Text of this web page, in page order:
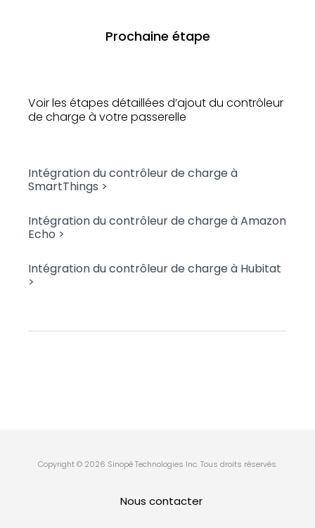
Prochaine étape
Voir les étapes détaillées d’ajout du contrôleur
de charge à votre passerelle
Intégration du contrôleur de charge à
SmartThings >
Intégration du contrôleur de charge à Amazon
Echo >
Intégration du contrôleur de charge à Hubitat
>
Copyright © 2026 Sinopé Technologies Inc. Tous droits réservés.
Nous contacter